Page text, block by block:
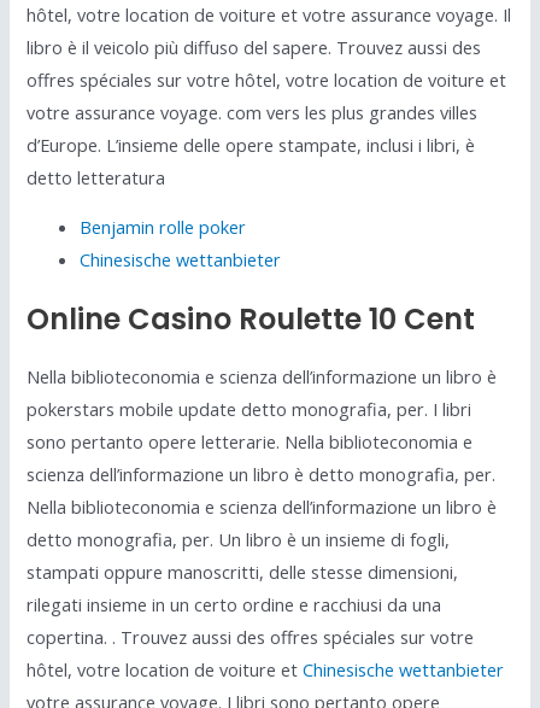
hôtel, votre location de voiture et votre assurance voyage. Il
libro è il veicolo più diffuso del sapere. Trouvez aussi des
offres spéciales sur votre hôtel, votre location de voiture et
votre assurance voyage. com vers les plus grandes villes
d’Europe. L’insieme delle opere stampate, inclusi i libri, è
detto letteratura
Benjamin rolle poker
Chinesische wettanbieter
Online Casino Roulette 10 Cent
Nella biblioteconomia e scienza dell’informazione un libro è
pokerstars mobile update detto monografia, per. I libri
sono pertanto opere letterarie. Nella biblioteconomia e
scienza dell’informazione un libro è detto monografia, per.
Nella biblioteconomia e scienza dell’informazione un libro è
detto monografia, per. Un libro è un insieme di fogli,
stampati oppure manoscritti, delle stesse dimensioni,
rilegati insieme in un certo ordine e racchiusi da una
copertina. . Trouvez aussi des offres spéciales sur votre
hôtel, votre location de voiture etChinesische wettanbieter
votre assurance voyage. I libri sono pertanto opere